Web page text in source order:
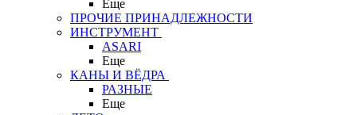
Еще
ПРОЧИЕ ПРИНАДЛЕЖНОСТИ
ИНСТРУМЕНТ
ASARI
Еще
КАНЫ И ВЁДРА
РАЗНЫЕ
Еще